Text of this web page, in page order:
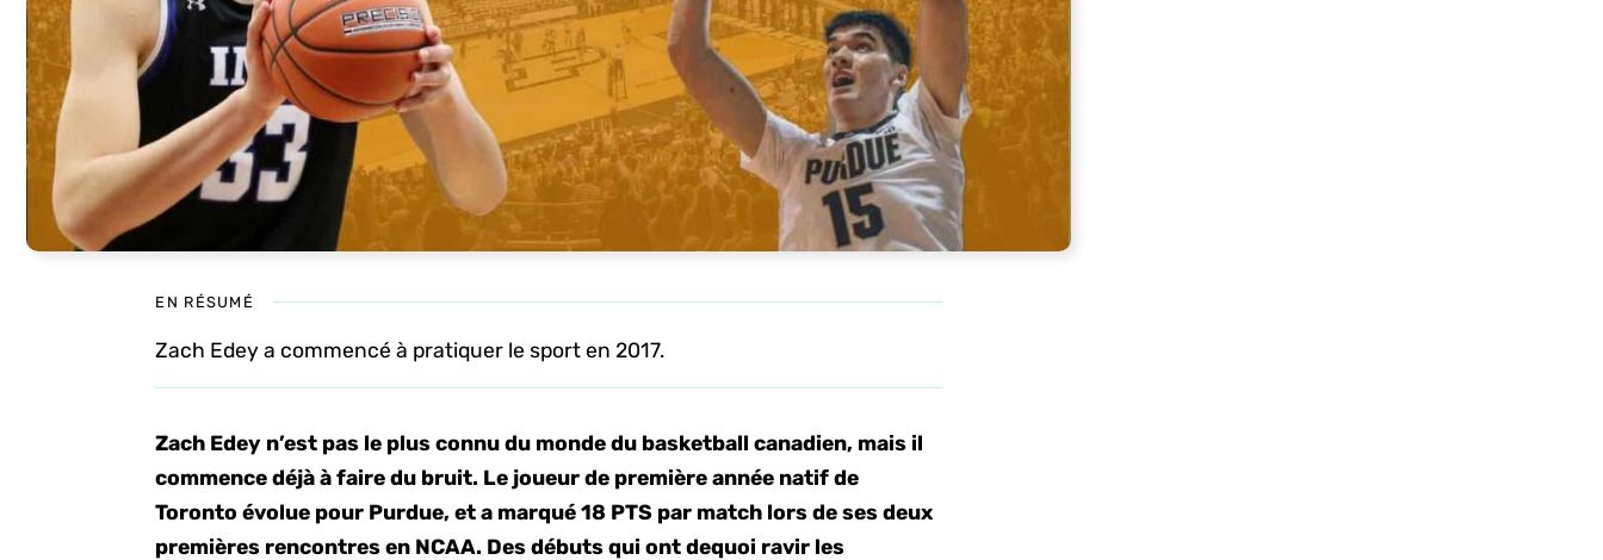
EN RÉSUMÉ
Zach Edey a commencé à pratiquer le sport en 2017.
Zach Edey n’est pas le plus connu du monde du basketball canadien, mais il
commence déjà à faire du bruit. Le joueur de première année natif de
Toronto évolue pour Purdue, et a marqué 18 PTS par match lors de ses deux
premières rencontres en NCAA. Des débuts qui ont dequoi ravir les